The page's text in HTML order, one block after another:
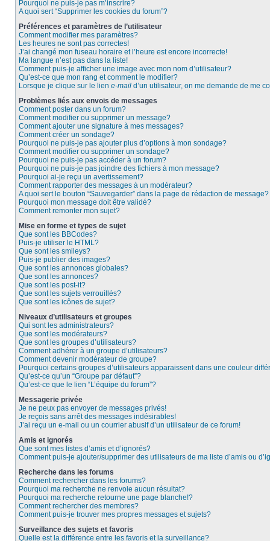
Pourquoi ne puis-je pas m’inscrire?
A quoi sert “Supprimer les cookies du forum”?
Préférences et paramètres de l’utilisateur
Comment modifier mes paramètres?
Les heures ne sont pas correctes!
J’ai changé mon fuseau horaire et l’heure est encore incorrecte!
Ma langue n’est pas dans la liste!
Comment puis-je afficher une image avec mon nom d’utilisateur?
Qu’est-ce que mon rang et comment le modifier?
Lorsque je clique sur le lien e-mail d’un utilisateur, on me demande de me
Problèmes liés aux envois de messages
Comment poster dans un forum?
Comment modifier ou supprimer un message?
Comment ajouter une signature à mes messages?
Comment créer un sondage?
Pourquoi ne puis-je pas ajouter plus d’options à mon sondage?
Comment modifier ou supprimer un sondage?
Pourquoi ne puis-je pas accéder à un forum?
Pourquoi ne puis-je pas joindre des fichiers à mon message?
Pourquoi ai-je reçu un avertissement?
Comment rapporter des messages à un modérateur?
A quoi sert le bouton “Sauvegarder” dans la page de rédaction de message?
Pourquoi mon message doit être validé?
Comment remonter mon sujet?
Mise en forme et types de sujet
Que sont les BBCodes?
Puis-je utiliser le HTML?
Que sont les smileys?
Puis-je publier des images?
Que sont les annonces globales?
Que sont les annonces?
Que sont les post-it?
Que sont les sujets verrouillés?
Que sont les icônes de sujet?
Niveaux d’utilisateurs et groupes
Qui sont les administrateurs?
Que sont les modérateurs?
Que sont les groupes d’utilisateurs?
Comment adhérer à un groupe d’utilisateurs?
Comment devenir modérateur de groupe?
Pourquoi certains groupes d’utilisateurs apparaissent dans une couleur
Qu’est-ce qu’un “Groupe par défaut”?
Qu’est-ce que le lien “L’équipe du forum”?
Messagerie privée
Je ne peux pas envoyer de messages privés!
Je reçois sans arrêt des messages indésirables!
J’ai reçu un e-mail ou un courrier abusif d’un utilisateur de ce forum!
Amis et ignorés
Que sont mes listes d’amis et d’ignorés?
Comment puis-je ajouter/supprimer des utilisateurs de ma liste d’amis ou
Recherche dans les forums
Comment rechercher dans les forums?
Pourquoi ma recherche ne renvoie aucun résultat?
Pourquoi ma recherche retourne une page blanche!?
Comment rechercher des membres?
Comment puis-je trouver mes propres messages et sujets?
Surveillance des sujets et favoris
Quelle est la différence entre les favoris et la surveillance?